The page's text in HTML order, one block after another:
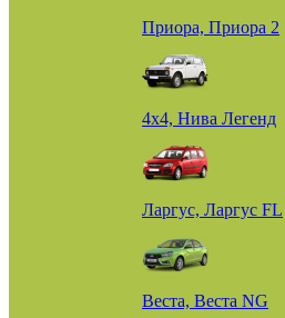
Приора, Приора 2
4х4, Нива Легенд
Ларгус, Ларгус FL
Веста, Веста NG